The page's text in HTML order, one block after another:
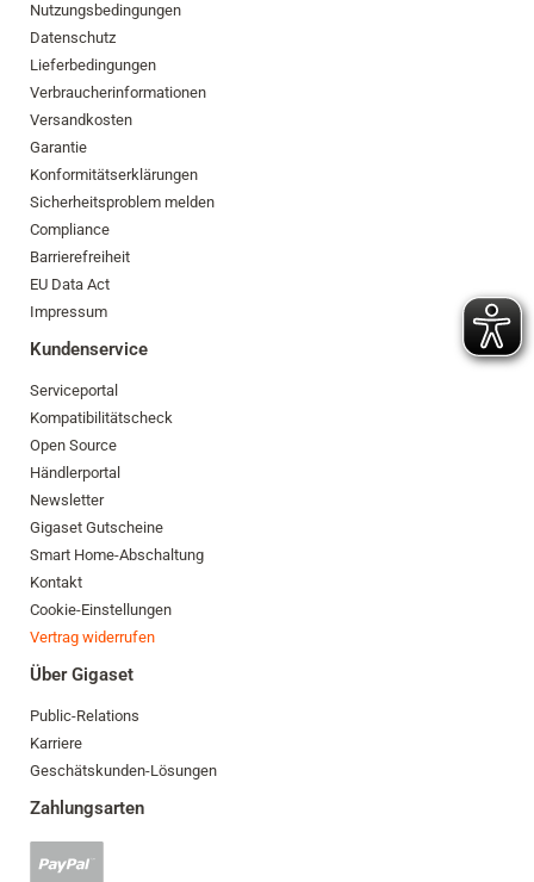
Nutzungsbedingungen
Datenschutz
Lieferbedingungen
Verbraucherinformationen
Versandkosten
Garantie
Konformitätserklärungen
Sicherheitsproblem melden
Compliance
Barrierefreiheit
EU Data Act
Impressum
Kundenservice
Serviceportal
Kompatibilitätscheck
Open Source
Händlerportal
Newsletter
Gigaset Gutscheine
Smart Home-Abschaltung
Kontakt
Cookie-Einstellungen
Vertrag widerrufen
Über Gigaset
Public-Relations
Karriere
Geschätskunden-Lösungen
Zahlungsarten
Zahlung